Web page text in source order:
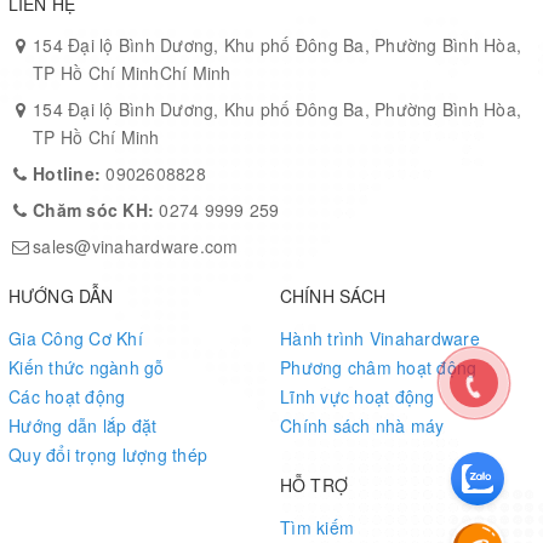
154 Đại lộ Bình Dương, Khu phố Đông Ba, Phường Bình Hòa,
TP Hồ Chí MinhChí Minh
154 Đại lộ Bình Dương, Khu phố Đông Ba, Phường Bình Hòa,
TP Hồ Chí Minh
Hotline:0902608828
Chăm sóc KH:0274 9999 259
sales@vinahardware.com
HƯỚNG DẪN
Gia Công Cơ Khí
Kiến thức ngành gỗ
Các hoạt động
Hướng dẫn lắp đặt
Quy đổi trọng lượng thép
CHÍNH SÁCH
Hành trình Vinahardware
Phương châm hoạt động
Lĩnh vực hoạt động
Chính sách nhà máy
HỖ TRỢ
Tìm kiếm